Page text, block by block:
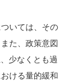
いては、その
た、政策意図
少なくとも過
ける量的緩和